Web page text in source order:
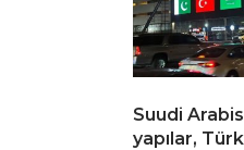
Suudi
yapılar,